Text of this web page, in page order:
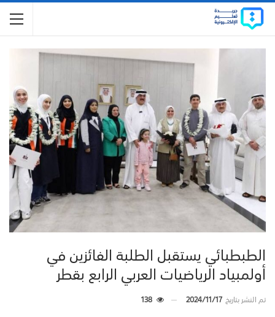
الطبطبائي يستقبل الطلبة الفائزين في
أولمبياد الرياضيات العربي الرابع بقطر
تم النشر بتاريخ2024/11/17
138